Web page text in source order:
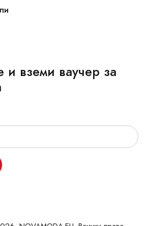
вземи ваучер за